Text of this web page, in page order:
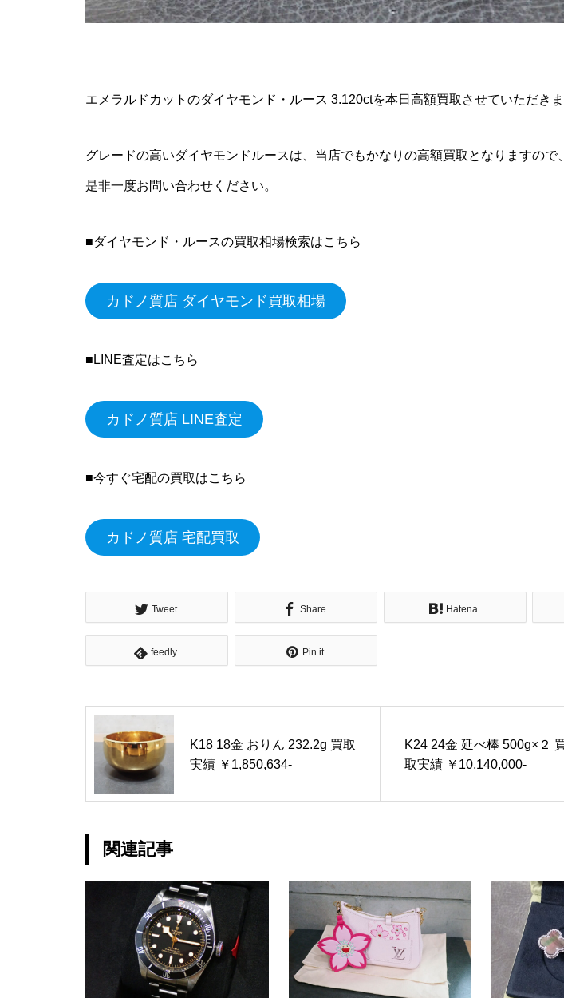
エメラルドカットのダイヤモンド・ルース 3.120ctを本日高額買取させていただきま
グレードの高いダイヤモンドルースは、当店でもかなりの高額買取となりますので、
是非一度お問い合わせください。
■ダイヤモンド・ルースの買取相場検索はこちら
カドノ質店 ダイヤモンド買取相場
■LINE査定はこちら
カドノ質店 LINE査定
■今すぐ宅配の買取はこちら
カドノ質店 宅配買取
Tweet Share Hatena
feedly Pin it
K18 18金 おりん 232.2g 買取
実績 ￥1,850,634-
K24 24金 延べ棒 500g×２
取実績 ￥10,140,000-
関連記事